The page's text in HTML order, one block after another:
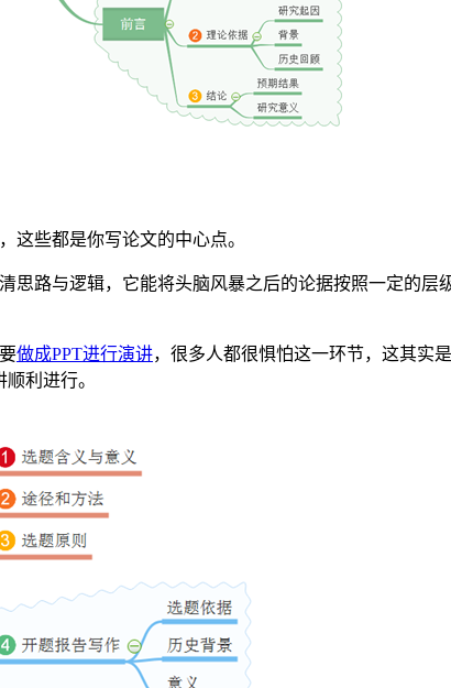
这些都是你写论文的中心点。
路与逻辑，它能将头脑风暴之后的论据按照一定的
做成PPT进行演讲，很多人都很惧怕这一环节，这其实
利进行。